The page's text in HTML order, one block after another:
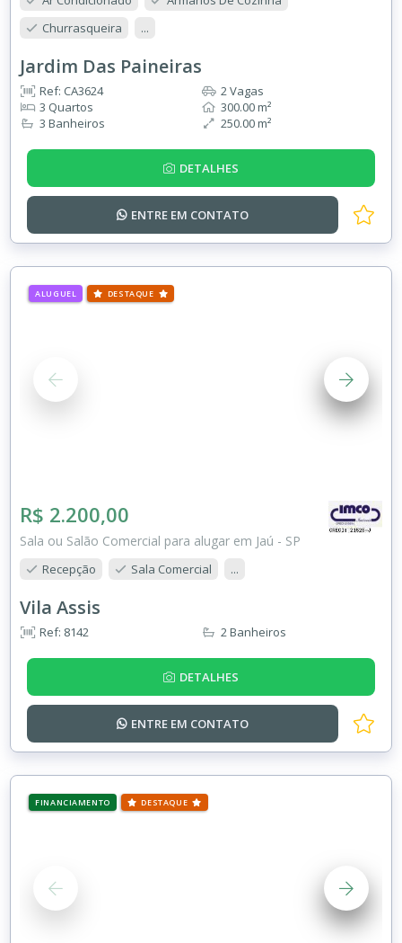
Churrasqueira
...
Jardim Das Paineiras
Ref: CA3624
3 Quartos
3 Banheiros
2 Vagas
300.00 m²
250.00 m²
DETALHES
ENTRE EM CONTATO
ALUGUEL DESTAQUE
R$ 2.200,00
Sala ou Salão Comercial para alugar em Jaú - SP
Recepção Sala Comercial ...
Vila Assis
Ref: 8142 2 Banheiros
DETALHES
ENTRE EM CONTATO
FINANCIAMENTO DESTAQUE